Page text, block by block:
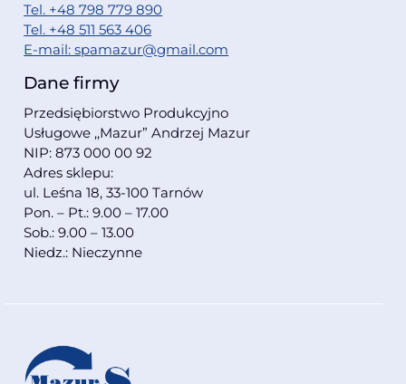
Tel. +48 798 779 890
Tel. +48 511 563 406
E-mail: spamazur@gmail.com
Dane firmy
Przedsiębiorstwo Produkcyjno
Usługowe ,,Mazur” Andrzej Mazur
NIP: 873 000 00 92
Adres sklepu:
ul. Leśna 18, 33-100 Tarnów
Pon. – Pt.: 9.00 – 17.00
Sob.: 9.00 – 13.00
Niedz.: Nieczynne